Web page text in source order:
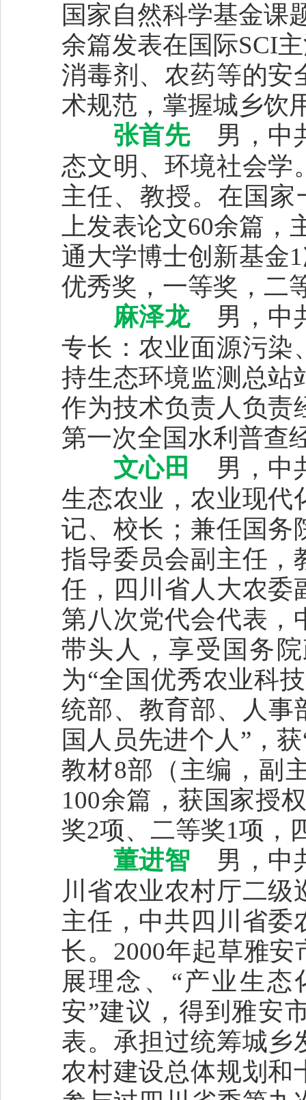
国家自然科学基金课
余篇发表在国际SCI
消毒剂、农药等的安
术规范，掌握城乡饮
张首先 男，中
态文明、环境社会学
主任、教授。在国家
上发表论文60余篇，
通大学博士创新基金
优秀奖，一等奖，二
麻泽龙 男，中
专长：农业面源污染
持生态环境监测总站
作为技术负责人负责
第一次全国水利普查
文心田
男，中
生态农业，农业现代
记、校长；兼任国务
指导委员会副主任，
任，四川省人大农委
第八次党代会代表，
带头人，享受国务
为“全国优秀农业科
统部、教育部、人事
国人员先进个人”，
教材8部（主编，副
100余篇，获国家授
奖2项、二等奖1项，
董进智 男，中
川省农业农村厅二级
主任，中共四川省委
长。2000年起草雅
展理念、“产业生
安”建议，得到雅安
表。承担过统筹城乡
农村建设总体规划和